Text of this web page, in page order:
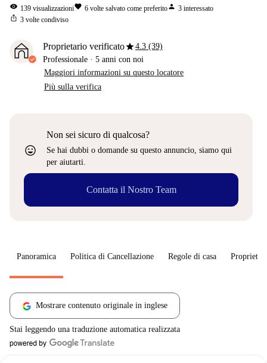
visibility 139 visualizzazionifavorite 6 volte salvato come preferitoperson 3 interessato
ios_share 3 volte condiviso
Proprietario verificatostar4.3 (39)
Professionale · 5 anni con noi
Maggiori informazioni su questo locatore
Più sulla verifica
sentiment_very_satisfied
Non sei sicuro di qualcosa?
Se hai dubbi o domande su questo annuncio, siamo qui
per aiutarti.
Contatta il Nostro Team
Panoramica Politica di Cancellazione Regole di casa
Mostrare contenuto originale in inglese
Stai leggendo una traduzione automatica realizzata